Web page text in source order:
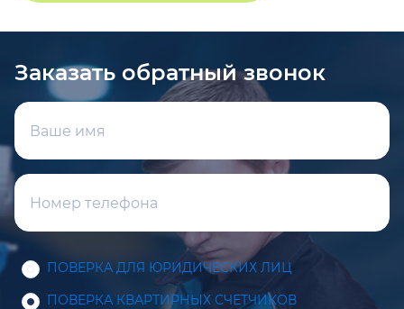
Заказать обратный звонок
ПОВЕРКА ДЛЯ ЮРИДИЧЕСКИХ ЛИЦ
ПОВЕРКА КВАРТИРНЫХ СЧЕТЧИКОВ